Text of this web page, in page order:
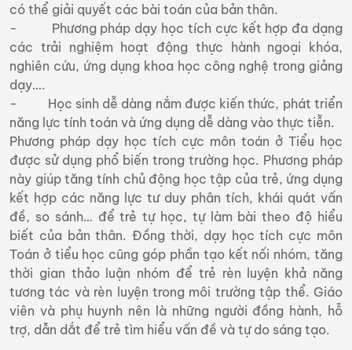
có thể giải quyết các bài toán của bản thân.
- Phương pháp dạy học tích cực kết hợp đa dạng
các trải nghiệm hoạt động thực hành ngoại khóa,
nghiên cứu, ứng dụng khoa học công nghệ trong giảng
dạy….
- Học sinh dễ dàng nắm được kiến thức, phát triển
năng lực tính toán và ứng dụng dễ dàng vào thực tiễn.
Phương pháp dạy học tích cực môn toán ở Tiểu học
được sử dụng phổ biến trong trường học. Phương pháp
này giúp tăng tính chủ động học tập của trẻ, ứng dụng
kết hợp các năng lực tư duy phân tích, khái quát vấn
đề, so sánh… để trẻ tự học, tự làm bài theo độ hiểu
biết của bản thân. Đồng thời, dạy học tích cực môn
Toán ở tiểu học cũng góp phần tạo kết nối nhóm, tăng
thời gian thảo luận nhóm để trẻ rèn luyện khả năng
tương tác và rèn luyện trong môi trường tập thể. Giáo
viên và phụ huynh nên là những người đồng hành, hỗ
trợ, dẫn dắt để trẻ tìm hiểu vấn đề và tự do sáng tạo.